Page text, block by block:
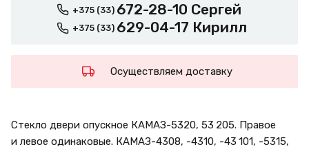
+375 (33) 672-28-10 Сергей
+375 (33) 629-04-17 Кирилл
Осуществляем доставку
Стекло двери опускное КАМАЗ-5320, 53 205. Правое
и левое одинаковые. КАМАЗ-4308, -4310, -43 101, -5315,